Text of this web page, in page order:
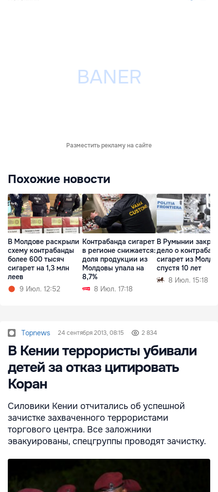
Разместить рекламу на сайте
Похожие новости
В Молдове раскрыли
схему контрабанды
более 600 тысяч
сигарет на 1,3 млн
леев
9 Июл. 12:52
Контрабанда сигарет
в регионе снижается:
доля продукции из
Молдовы упала на
8,7%
8 Июл. 17:18
В Румынии
дело о
сигарет из
спустя 10 лет
8 Июл. 15:18
Topnews 24 сентября 2013, 08:15 2 834
В Кении террористы убивали
детей за отказ цитировать
Коран
Силовики Кении отчитались об успешной
зачистке захваченного террористами
торгового центра. Все заложники
эвакуированы, спецгруппы проводят зачистку.